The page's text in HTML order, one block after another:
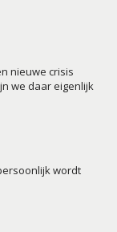
nieuwe crisis
we daar eigenlijk
wordt